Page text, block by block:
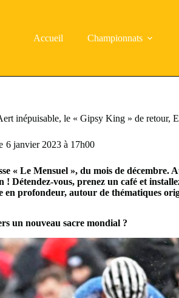
Accueil
Championnats
inépuisable, le « Gipsy King » de retour,
6 janvier 2023 à 17h00
« Le Mensuel », du mois de décembre.
! Détendez-vous, prenez un café et
en profondeur, autour de thématiques
un nouveau sacre mondial ?